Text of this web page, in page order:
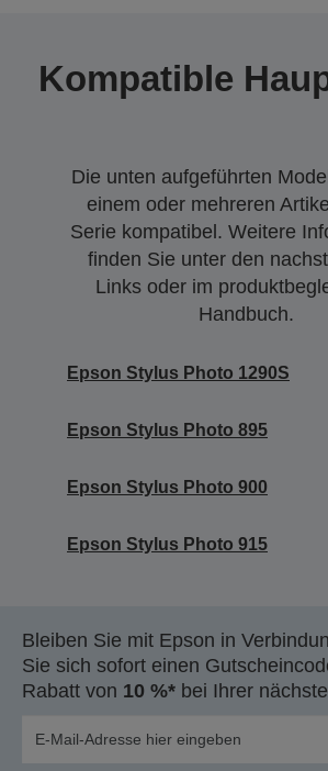
Kompatible
Die unten aufgeführten
einem oder mehreren
Serie kompatibel. Weitere
finden Sie unter den
Links oder im
Handbuch.
Epson Stylus Photo 1290S
Epson Stylus Photo 895
Epson Stylus Photo 900
Epson Stylus Photo 915
Bleiben Sie mit Epson in
Sie sich sofort einen
Rabatt von 10 %* bei Ihrer